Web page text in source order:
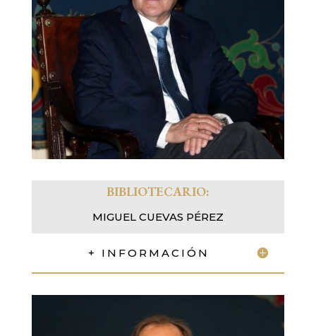
BIBLIOTECARIO:
MIGUEL CUEVAS PÉREZ
+ INFORMACIÓN